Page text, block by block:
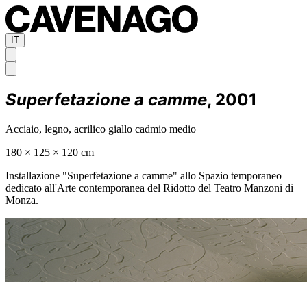
IT
Superfetazione a camme, 2001
Acciaio, legno, acrilico giallo cadmio medio
180 × 125 × 120 cm
Installazione "Superfetazione a camme" allo Spazio temporaneo
dedicato all'Arte contemporanea del Ridotto del Teatro Manzoni di
Monza.